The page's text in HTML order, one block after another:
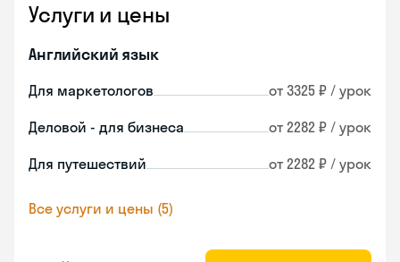
Услуги и цены
Английский язык
Для маркетологов от 3325 ₽ / урок
Деловой - для бизнеса от 2282 ₽ / урок
Для путешествий от 2282 ₽ / урок
Все услуги и цены (5)